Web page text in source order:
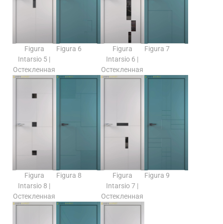
Figura
Intarsio 5 |
Остекленная
Figura 6
Figura
Intarsio 6 |
Остекленная
Figura 7
Figura
Intarsio 8 |
Остекленная
Figura 8
Figura
Intarsio 7 |
Остекленная
Figura 9